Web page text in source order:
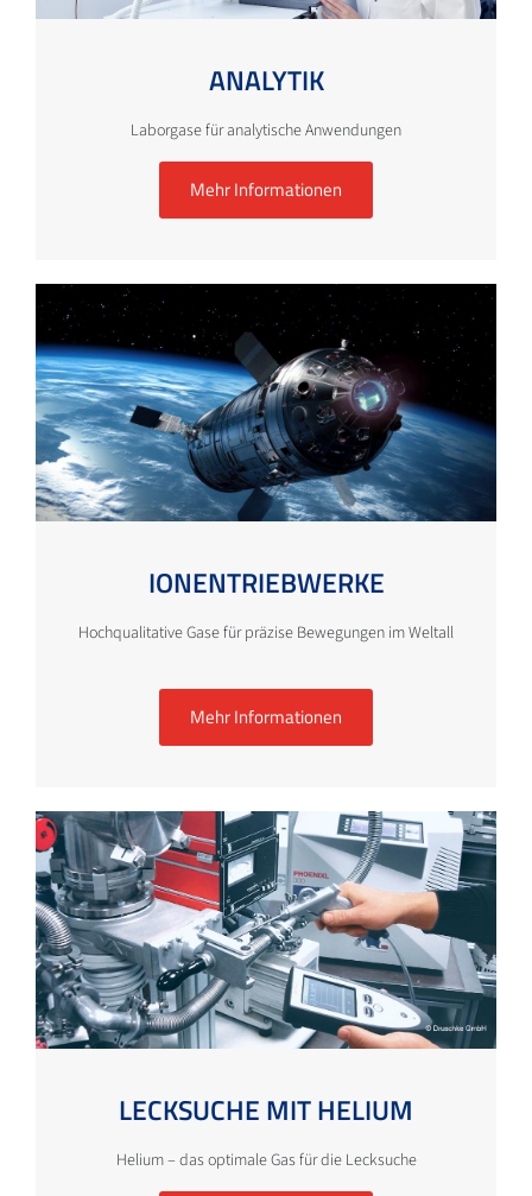
ANALYTIK
Laborgase für analytische Anwendungen
Mehr Informationen
IONENTRIEBWERKE
Hochqualitative Gase für präzise Bewegungen im Weltall
Mehr Informationen
LECKSUCHE MIT HELIUM
Helium – das optimale Gas für die Lecksuche